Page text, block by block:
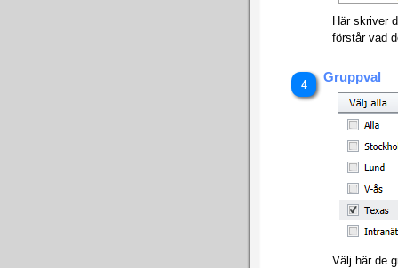
Här skriver
förstår vad
Gruppval
Välj här de